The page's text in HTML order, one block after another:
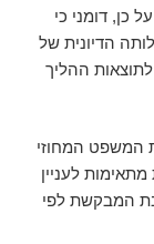
כן, דומני כי
הדיונית של
ההליך
המשפט המחוזי
לעניין
המבקשת לפי